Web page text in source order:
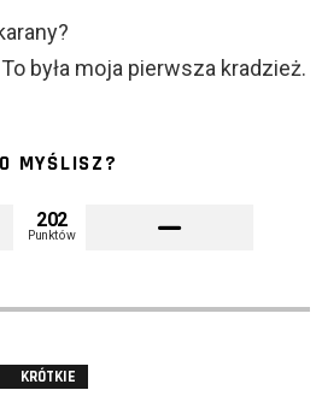
była moja pierwsza kradzież.
MYŚLISZ?
202
Punktów
KRÓTKIE